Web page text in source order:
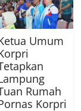
Umum
Rumah
Korpri